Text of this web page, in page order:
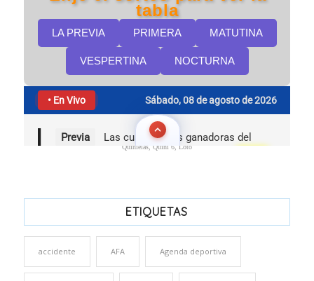
Quinielas, Quini 6, Loto
ETIQUETAS
accidente AFA Agenda deportiva